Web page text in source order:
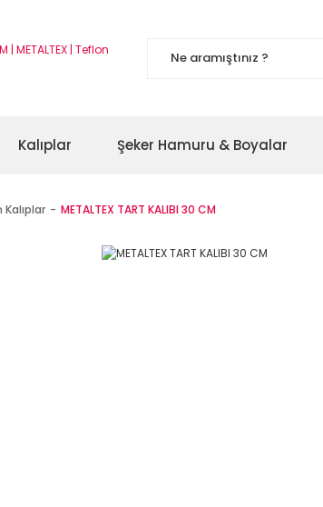
Kalıplar Şeker Hamuru & Boyalar
METALTEX TART KALIBI 30 CM